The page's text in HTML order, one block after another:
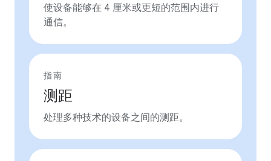
使设备能够在 4 厘米或更短的范围内进行
通信。
指南
测距
处理多种技术的设备之间的测距。